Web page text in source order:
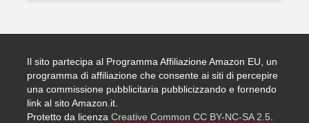
Il sito partecipa al Programma Affiliazione Amazon EU, un
programma di affiliazione che consente ai siti di percepire
una commissione pubblicitaria pubblicizzando e fornendo
link al sito Amazon.it.
Protetto da licenza Creative Common CC BY-NC-SA 2.5